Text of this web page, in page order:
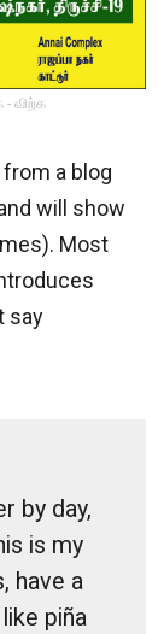
விற்க
a blog
will show
Most
say
by day,
is my
have a
piña